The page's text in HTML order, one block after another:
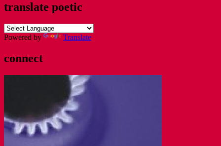
translate poetic
Powered by Translate
connect